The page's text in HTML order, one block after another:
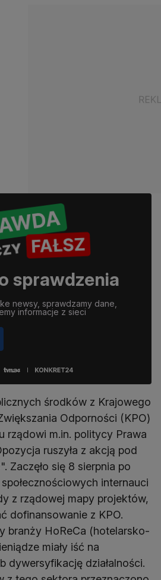
sprawdzenia
newsy, sprawdzamy dane,
informacje z sieci
środków z Krajowego
Odporności (KPO)
rządowi m.in. politycy Prawa
ruszyła z akcją pod
Zaczęło się 8 sierpnia po
internauci
z rządowej mapy projektów,
dofinansowanie z KPO.
branży HoReCa (hotelarsko-
miały iść na
dywersyfikację działalności.